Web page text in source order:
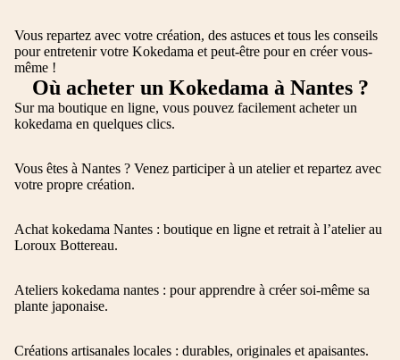
Vous repartez avec votre création, des astuces et tous les conseils
pour entretenir votre Kokedama et peut-être pour en créer vous-
même !
Où acheter un Kokedama à Nantes ?
Sur ma boutique en ligne, vous pouvez facilement acheter un
kokedama en quelques clics.
Vous êtes à Nantes ? Venez participer à un atelier et repartez avec
votre propre création.
Achat kokedama Nantes : boutique en ligne et retrait à l’atelier au
Loroux Bottereau.
Ateliers kokedama nantes : pour apprendre à créer soi-même sa
plante japonaise.
Créations artisanales locales : durables, originales et apaisantes.